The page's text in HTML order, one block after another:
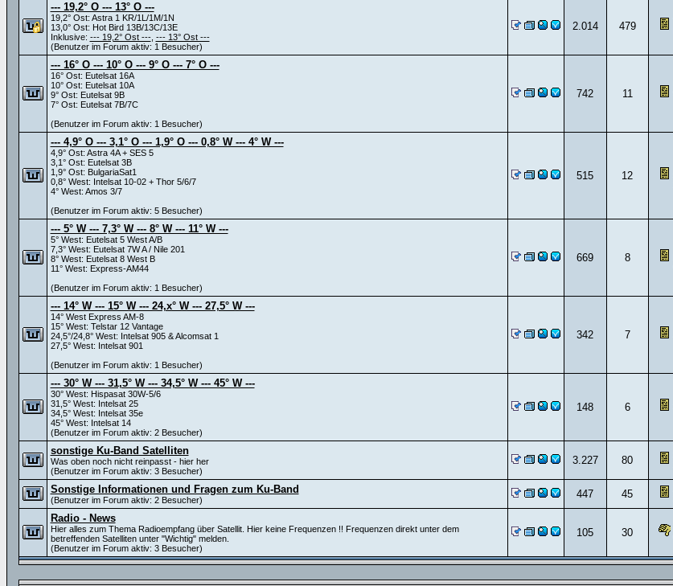
--- 19,2° O --- 13° O ---
19,2° Ost: Astra 1 KR/1L/1M/1N
13,0° Ost: Hot Bird 13B/13C/13E
Inklusive: --- 19,2° Ost ---, --- 13° Ost ---
(Benutzer im Forum aktiv: 1 Besucher)
2.014 479
--- 16° O --- 10° O --- 9° O --- 7° O ---
16° Ost: Eutelsat 16A
10° Ost: Eutelsat 10A
9° Ost: Eutelsat 9B
7° Ost: Eutelsat 7B/7C
(Benutzer im Forum aktiv: 1 Besucher)
742 11
--- 4,9° O --- 3,1° O --- 1,9° O --- 0,8° W --- 4° W ---
4,9° Ost: Astra 4A + SES 5
3,1° Ost: Eutelsat 3B
1,9° Ost: BulgariaSat1
0,8° West: Intelsat 10-02 + Thor 5/6/7
4° West: Amos 3/7
(Benutzer im Forum aktiv: 5 Besucher)
515 12
--- 5° W --- 7,3° W --- 8° W --- 11° W ---
5° West: Eutelsat 5 West A/B
7,3° West: Eutelsat 7W A / Nile 201
8° West: Eutelsat 8 West B
11° West: Express-AM44
(Benutzer im Forum aktiv: 1 Besucher)
669 8
--- 14° W --- 15° W --- 24,x° W --- 27,5° W ---
14° West Express AM-8
15° West: Telstar 12 Vantage
24,5°/24,8° West: Intelsat 905 & Alcomsat 1
27,5° West: Intelsat 901
(Benutzer im Forum aktiv: 1 Besucher)
342 7
--- 30° W --- 31,5° W --- 34,5° W --- 45° W ---
30° West: Hispasat 30W-5/6
31,5° West: Intelsat 25
34,5° West: Intelsat 35e
45° West: Intelsat 14
(Benutzer im Forum aktiv: 2 Besucher)
148 6
sonstige Ku-Band Satelliten
Was oben noch nicht reinpasst - hier her
(Benutzer im Forum aktiv: 3 Besucher)
3.227 80
Sonstige Informationen und Fragen zum Ku-Band
(Benutzer im Forum aktiv: 2 Besucher) 447 45
Radio - News
Hier alles zum Thema Radioempfang über Satellit. Hier keine Frequenzen !! Frequenzen direkt unter dem
betreffenden Satelliten unter "Wichtig" melden.
(Benutzer im Forum aktiv: 3 Besucher)
105 30